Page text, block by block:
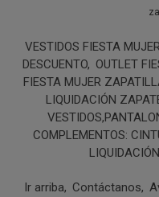
VESTIDOS FIESTA
DESCUENTO OUTLET
FIESTA MUJER
LIQUIDACIÓN
COMPLEMENTOS:
LIQUIDACIÓN
Ir arriba Contáctanos